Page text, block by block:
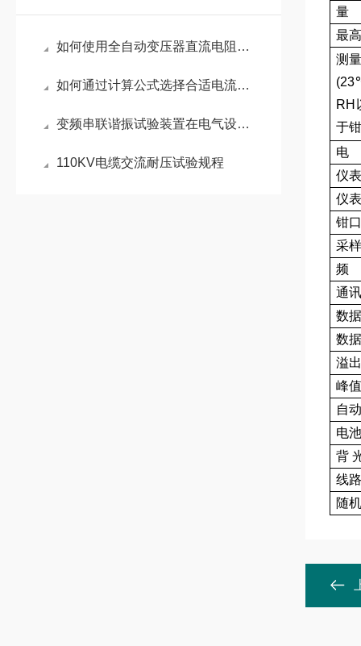
如何使用全自动变压器直流电阻测试仪进行高效测量？
如何通过计算公式选择合适电流的直流电阻测试仪型号
变频串联谐振试验装置在电气设备测试中的应用
110KV电缆交流耐压试验规程
量
最
测
RH
于
电
仪
仪
钳
采
频
通
数
数
溢
峰
自
电
背
线
随